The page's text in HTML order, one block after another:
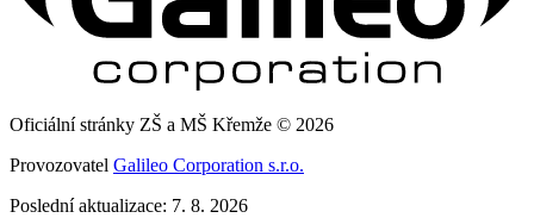
Oficiální stránky ZŠ a MŠ Křemže © 2026
Provozovatel Galileo Corporation s.r.o.
Poslední aktualizace: 7. 8. 2026